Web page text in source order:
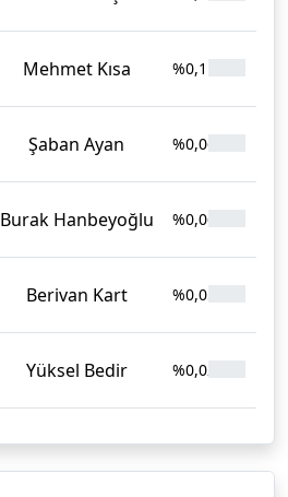
Mehmet Kısa %0,11
Şaban Ayan %0,06
Burak Hanbeyoğlu %0,06
Berivan Kart %0,05
Yüksel Bedir %0,02